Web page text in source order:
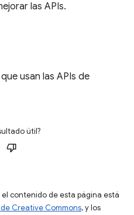
las APIs.
usan las APIs de
útil?
contenido de esta página está
Creative Commons, y los